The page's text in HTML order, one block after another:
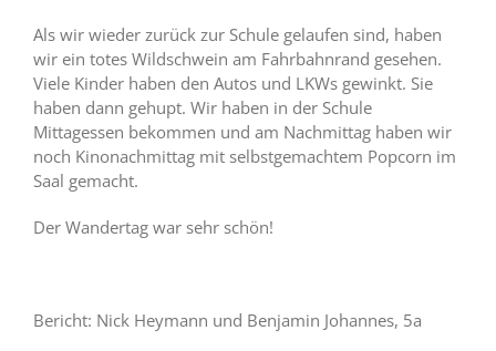
Als wir wieder zurück zur Schule gelaufen sind, haben
wir ein totes Wildschwein am Fahrbahnrand gesehen.
Viele Kinder haben den Autos und LKWs gewinkt. Sie
haben dann gehupt. Wir haben in der Schule
Mittagessen bekommen und am Nachmittag haben wir
noch Kinonachmittag mit selbstgemachtem Popcorn im
Saal gemacht.
Der Wandertag war sehr schön!
Bericht: Nick Heymann und Benjamin Johannes, 5a